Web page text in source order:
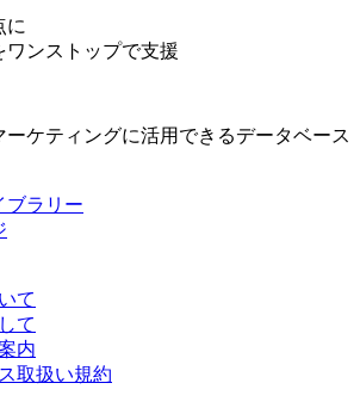
に
ンストップで支援
ケティングに活用できるデータベース
て
て
内
取扱い規約